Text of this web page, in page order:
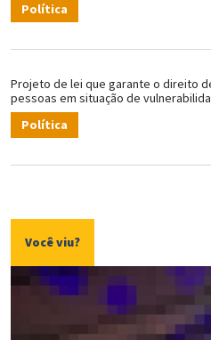
Política
Projeto de lei que garante o direito
pessoas em situação de
Política
Você viu?